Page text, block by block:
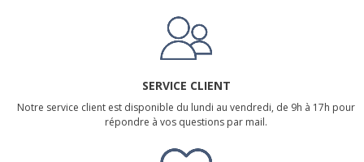
SERVICE CLIENT
Notre service client est disponible du lundi au vendredi, de 9h à 17h pour
répondre à vos questions par mail.